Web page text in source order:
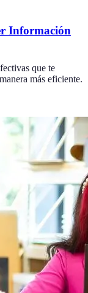
Información
que te
más eficiente.